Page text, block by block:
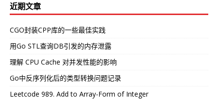
近期文章
CGO封装CPP库的一些最佳实践
用Go STL查询DB引发的内存泄露
理解 CPU Cache 对并发性能的影响
Go中反序列化后的类型转换问题记录
Leetcode 989. Add to Array-Form of Integer